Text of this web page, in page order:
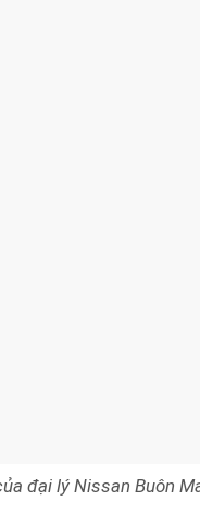
đại lý Nissan Buôn